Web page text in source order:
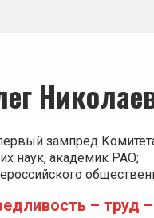
зампред
наук, академик РАО;
– труд